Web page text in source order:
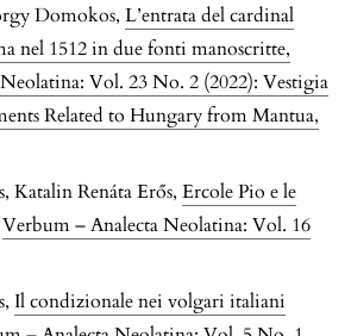
Domokos, L’entrata del cardinal
nel 1512 in due fonti manoscritte,
Vol. 23 No. 2 (2022): Vestigia
Related to Hungary from Mantua,
Katalin Renáta Erős, Ercole Pio e le
Verbum – Analecta Neolatina: Vol. 16
Il condizionale nei volgari italiani